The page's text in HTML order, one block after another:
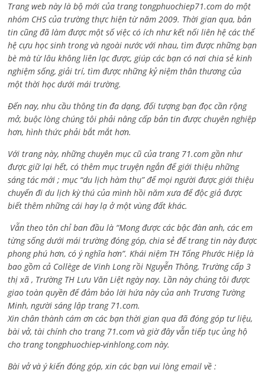
Trang web này là bộ mới của trang tongphuochiep71.com do một
nhóm CHS của trường thực hiện từ năm 2009. Thời gian qua, bản
tin cũng đã làm được một số việc có ích như kết nối liên hệ các thế
hệ cựu học sinh trong và ngoài nước với nhau, tìm được những bạn
bè mà từ lâu không liên lạc được, giúp các bạn có nơi chia sẻ kinh
nghiệm sống, giải trí, tìm được những kỷ niệm thân thương của
một thời học dưới mái trường.
Đến nay, nhu cầu thông tin đa dạng, đối tượng bạn đọc cần rộng
mở, buộc lòng chúng tôi phải nâng cấp bản tin được chuyên nghiệp
hơn, hình thức phải bắt mắt hơn.
Với trang này, những chuyên mục cũ của trang 71.com gần như
được giữ lại hết, có thêm mục truyện ngắn để giới thiệu những
sáng tác mới ; mục “du lịch hàm thụ” để mọi người được giới thiệu
chuyến đi du lịch kỳ thú của mình hồi năm xưa để độc giả được
biết thêm những cái hay lạ ở một vùng đất khác.
Vẫn theo tôn chỉ ban đầu là “Mong được các bậc đàn anh, các em
từng sống dưới mái trường đóng góp, chia sẻ để trang tin này được
phong phú hơn, có ý nghĩa hơn”. Khái niệm TH Tống Phước Hiệp là
bao gồm cả Collège de Vinh Long rồi Nguyễn Thông, Trường cấp 3
thị xã , Trường TH Lưu Văn Liệt ngày nay. Lần này chúng tôi được
giao toàn quyền để đảm bảo lời hứa này của anh Trương Tường
Minh, người sáng lập trang 71.com.
Xin chân thành cám ơn các bạn thời gian qua đã đóng góp tư liệu,
bài vở, tài chính cho trang 71.com và giờ đây vẫn tiếp tục ủng hộ
cho trang tongphuochiep-vinhlong.com này.
Bài vở và ý kiến đóng góp, xin các bạn vui lòng email về :